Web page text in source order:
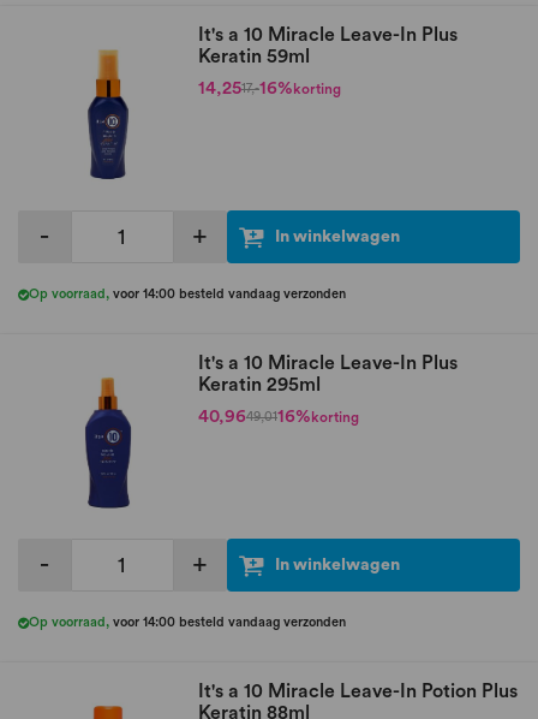
It's a 10 Miracle Leave-In Plus
Keratin 59ml
14,2517,-16% korting
- + In winkelwagen
Op voorraad , voor 14:00 besteld vandaag verzonden
It's a 10 Miracle Leave-In Plus
Keratin 295ml
40,9649,0116% korting
- + In winkelwagen
Op voorraad , voor 14:00 besteld vandaag verzonden
It's a 10 Miracle Leave-In Potion Plus
Keratin 88ml